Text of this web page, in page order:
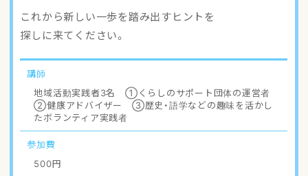
これから新しい一歩を踏み出すヒントを
探しに来てください。
講師
地域活動実践者3名 ①くらしのサポート団体の運営者
②健康アドバイザー ③歴史・語学などの趣味を活かし
たボランティア実践者
参加費
500円